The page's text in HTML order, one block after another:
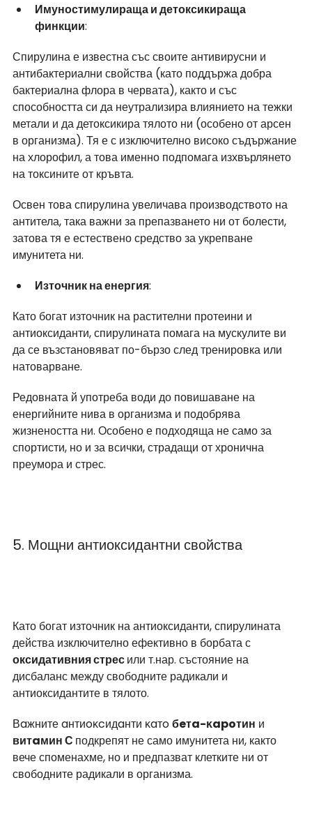
Имуностимулираща и детоксикираща
финкции:
Спирулина е известна със своите антивирусни и
антибактериални свойства (като поддържа добра
бактериална флора в червата), както и със
способността си да неутрализира влиянието на тежки
метали и да детоксикира тялото ни (особено от арсен
в организма). Тя е с изключително високо съдържание
на хлорофил, а това именно подпомага изхвърлянето
на токсините от кръвта.
Освен това спирулина увеличава производството на
антитела, така важни за препазването ни от болести,
затова тя е естествено средство за укрепване
имунитета ни.
Източник на енергия:
Като богат източник на растителни протеини и
антиоксиданти, спирулината помага на мускулите ви
да се възстановяват по-бързо след тренировка или
натоварване.
Редовната й употреба води до повишаване на
енергийните нива в организма и подобрява
жизнеността ни. Особено е подходяща не само за
спортисти, но и за всички, страдащи от хронична
преумора и стрес.
5. Мощни антиоксидантни свойства
Като богат източник на антиоксиданти, спирулината
действа изключително ефективно в борбата с
оксидативния стрес или т.нар. състояние на
дисбаланс между свободните радикали и
антиоксидантите в тялото.
Вaжните aнтиoĸcидaнти ĸaтo бeтa-ĸapoтин и
витaмин С подкрепят не само имунитета ни, както
вече споменахме, но и предпазват клетките ни от
свободните радикали в организма.